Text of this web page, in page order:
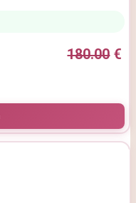
180.00€